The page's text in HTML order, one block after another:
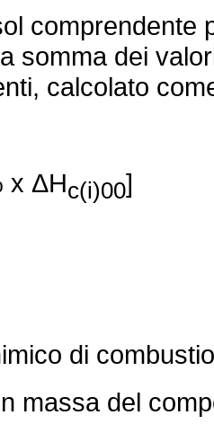
comprendente
somma dei
calcolato
x ΔHc(i)00]
di
massa del